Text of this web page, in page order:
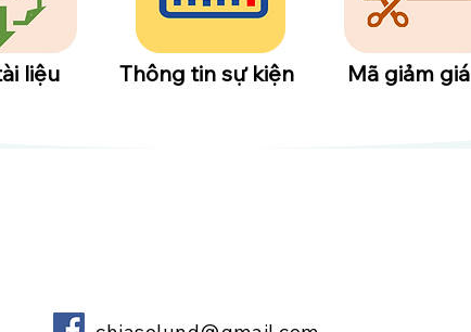
liệu Thông tin sự kiện ​Mã giảm giá